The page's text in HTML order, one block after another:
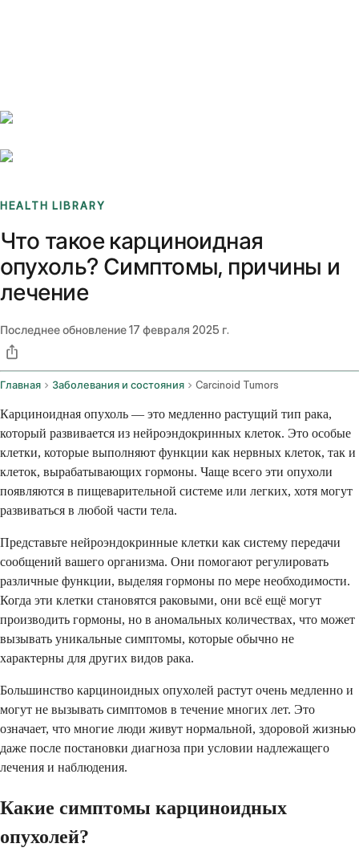
HEALTH LIBRARY
Что такое карциноидная
опухоль? Симптомы, причины и
лечение
Последнее обновление17 февраля 2025 г.
Главная Заболевания и состояния Carcinoid Tumors
Карциноидная опухоль — это медленно растущий тип рака,
который развивается из нейроэндокринных клеток. Это особые
клетки, которые выполняют функции как нервных клеток, так и
клеток, вырабатывающих гормоны. Чаще всего эти опухоли
появляются в пищеварительной системе или легких, хотя могут
развиваться в любой части тела.
Представьте нейроэндокринные клетки как систему передачи
сообщений вашего организма. Они помогают регулировать
различные функции, выделяя гормоны по мере необходимости.
Когда эти клетки становятся раковыми, они всё ещё могут
производить гормоны, но в аномальных количествах, что может
вызывать уникальные симптомы, которые обычно не
характерны для других видов рака.
Большинство карциноидных опухолей растут очень медленно и
могут не вызывать симптомов в течение многих лет. Это
означает, что многие люди живут нормальной, здоровой жизнью
даже после постановки диагноза при условии надлежащего
лечения и наблюдения.
Какие симптомы карциноидных
опухолей?